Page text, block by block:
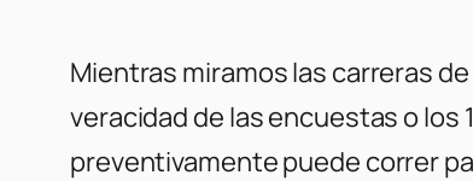
Mientras miramos las carreras
veracidad de las encuestas o los
preventivamente puede correr